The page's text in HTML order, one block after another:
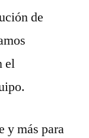
de
el
y más para